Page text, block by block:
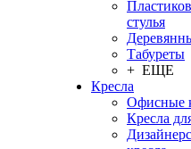
стулья
Табуреты
+ ЕЩЕ
Кресла
Офисные
Кресла